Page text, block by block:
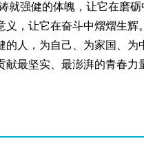
就强健的体魄，让它在磨砺
义，让它在奋斗中熠熠生辉
的人，为自己、为家国、为
献最坚实、最澎湃的青春力